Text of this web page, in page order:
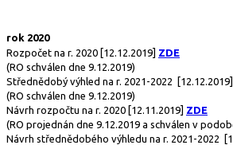
rok 2020
Rozpočet na r. 2020 [12.12.2019] ZDE
(RO schválen dne 9.12.2019)
Střednědobý výhled na r. 2021-2022
[12.12.2019]
(RO schválen dne 9.12.2019)
Návrh rozpočtu na r. 2020 [12.11.2019] ZDE
(RO projednán dne 9.12.2019 a schválen v
Návrh střednědobého výhledu na r. 2021-2022